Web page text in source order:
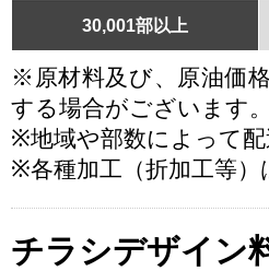
30,001部以上
※原材料及び、原油価
する場合がございます。
※地域や部数によって
※各種加工（折加工等
チラシデザイン